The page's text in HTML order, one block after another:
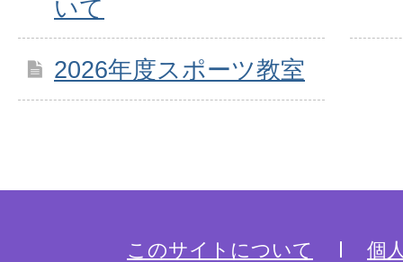
いて
2026年度スポーツ教室
このサイトについて
個